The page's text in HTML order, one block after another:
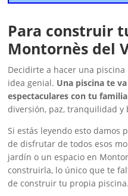
Para construir
Montornès del
Decidirte a hacer una
idea genial. Una piscina te
espectaculares con tu
diversión, paz, tranquilidad y
Si estás leyendo esto damos
de disfrutar de todos esos
jardín o un espacio en
construirla, lo único que te
de construir tu propia piscina.